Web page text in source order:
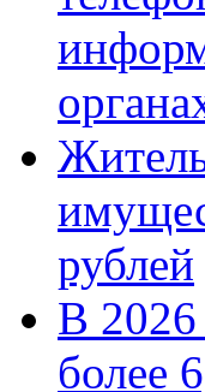
рублей
В 2026
более